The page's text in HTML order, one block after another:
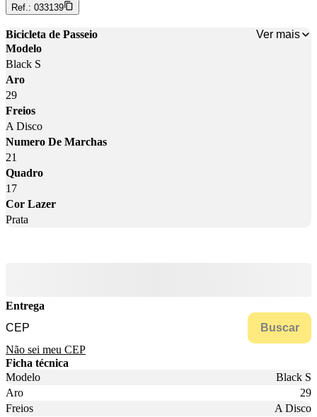
Ref.: 033139
Bicicleta de Passeio
Ver mais
Modelo
Black S
Aro
29
Freios
A Disco
Numero De Marchas
21
Quadro
17
Cor Lazer
Prata
Entrega
Buscar
Não sei meu CEP
Ficha técnica
Modelo
Black S
Aro
29
Freios
A Disco